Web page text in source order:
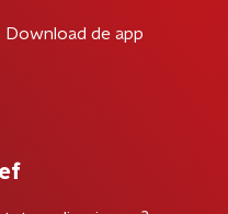
Download de app